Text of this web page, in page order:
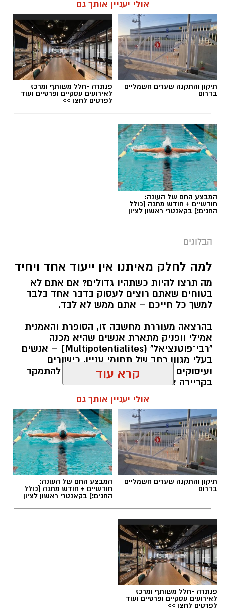
אולי יעניין אותך גם
תיקון והתקנה שערים חשמליים
בדרום
פנתרה -חלל משותף ומרכז
לאירועים עסקיים ופרטיים ועוד
לפרטים לחצו >>
המבצע החם של העונה:
חודשיים + חודש מתנה (כולל
החגים!) בקאנטרי ראשון לציון
הבלוגים
למה לחלק מאיתנו אין ייעוד אחד ויחיד
מה תרצו להיות כשתהיו גדולים? אם אתם לא
בטוחים שאתם רוצים לעסוק בדבר אחד בלבד
למשך כל חייכם – אתם ממש לא לבד.
בהרצאה מעוררת מחשבה זו, הסופרת והאמנית
אמילי וופניק מתארת אנשים שהיא מכנה
"רבי־פוטנציאל" (Multipotentialites) – אנשים
בעלי מגוון רחב של תחומי עניין, כישורים
ועיסוקים שונים לאורך חייהם, במקום להתמקד
בקריירה אחת בלבד.
האם גם אתם כאלה?
אלדה נתנאל / 09:20 07.08.26
קרא עוד
אולי יעניין אותך גם
תיקון והתקנה שערים חשמליים
בדרום
המבצע החם של העונה:
חודשיים + חודש מתנה (כולל
החגים!) בקאנטרי ראשון לציון
פנתרה -חלל משותף ומרכז
לאירועים עסקיים ופרטיים ועוד
לפרטים לחצו >>